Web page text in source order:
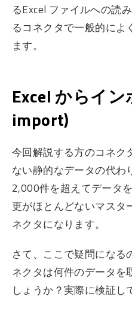
るExcel ファイルへの読
るコネクタで一般的によ
ます。
Excel からイ
import)
今回解説する方のコネク
ない静的なデータの代わ
2,000件を超えてデータ
更がほとんどないマスタ
ネクタになります。
さて、ここで疑問になる
ネクタは何件のデータを
しょうか？実際に検証し